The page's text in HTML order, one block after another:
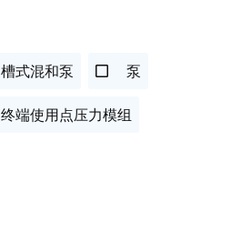
槽式混和泵 泵
终端使用点压力模组